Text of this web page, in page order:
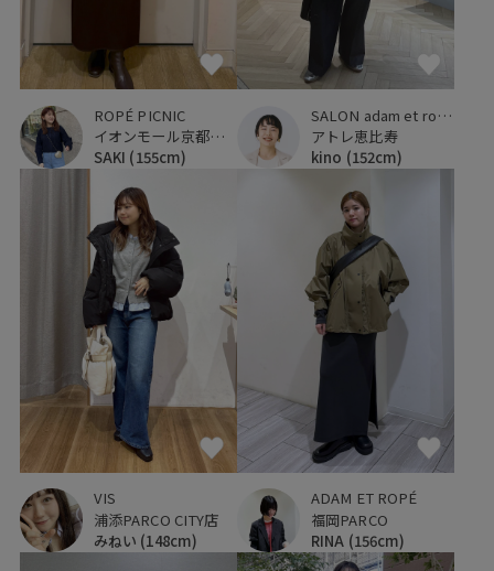
ROPÉ PICNIC
イオンモール京都桂川
SAKI (155cm)
SALON adam et ropé
アトレ恵比寿
kino (152cm)
VIS
浦添PARCO CITY店
みねい (148cm)
ADAM ET ROPÉ
福岡PARCO
RINA (156cm)